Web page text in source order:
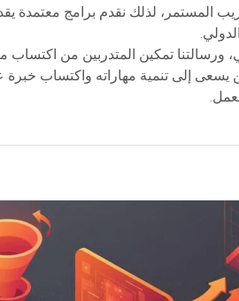
المستمر، لذلك نقدم برامج
ورسالتنا تمكين المتدربين من
يسعى إلى تنمية مهاراته واكتساب